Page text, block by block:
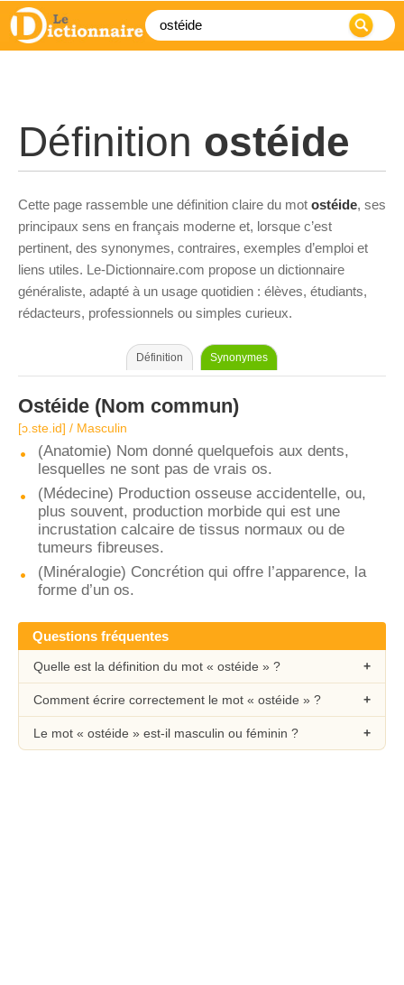
Définition ostéide
Cette page rassemble une définition claire du mot ostéide, ses
principaux sens en français moderne et, lorsque c’est
pertinent, des synonymes, contraires, exemples d’emploi et
liens utiles. Le-Dictionnaire.com propose un dictionnaire
généraliste, adapté à un usage quotidien : élèves, étudiants,
rédacteurs, professionnels ou simples curieux.
Définition Synonymes
Ostéide (Nom commun)
[ɔ.ste.id] / Masculin
(Anatomie) Nom donné quelquefois aux dents,
lesquelles ne sont pas de vrais os.
(Médecine) Production osseuse accidentelle, ou,
plus souvent, production morbide qui est une
incrustation calcaire de tissus normaux ou de
tumeurs fibreuses.
(Minéralogie) Concrétion qui offre l’apparence, la
forme d’un os.
Questions fréquentes
Quelle est la définition du mot « ostéide » ?
Comment écrire correctement le mot « ostéide » ?
Le mot « ostéide » est-il masculin ou féminin ?